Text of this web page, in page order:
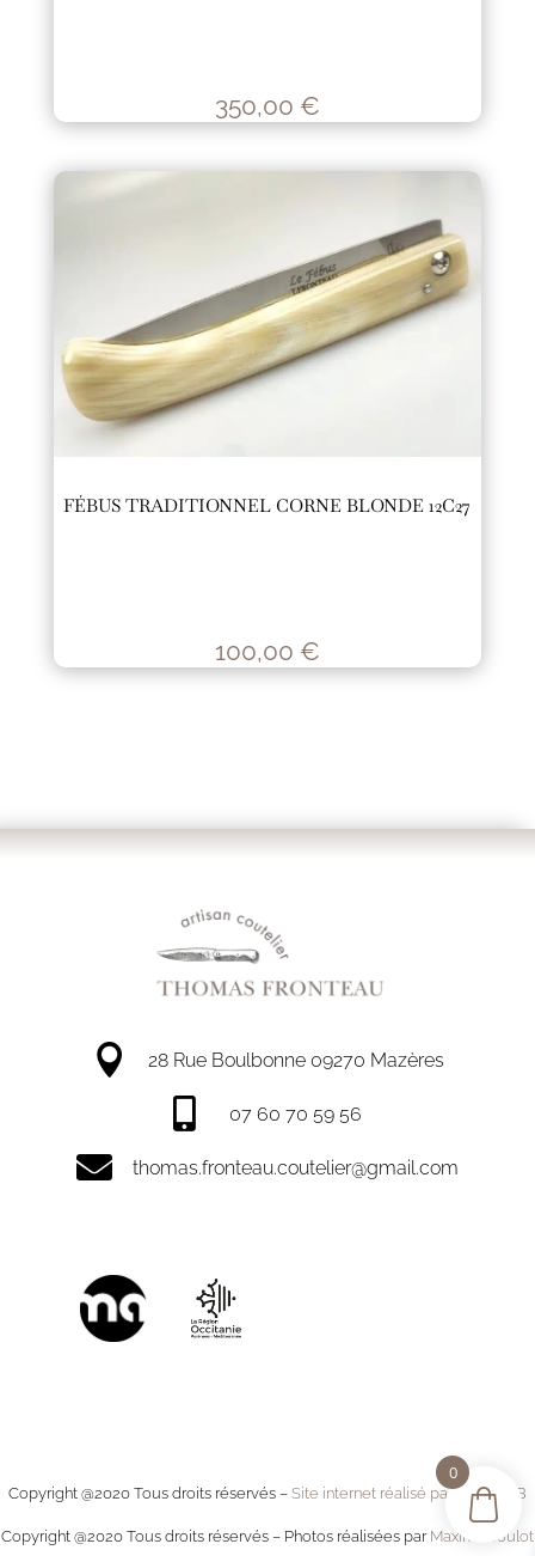
350,00 €
FÉBUS TRADITIONNEL CORNE BLONDE 12C27
100,00 €
 28 Rue Boulbonne 09270 Mazères
 07 60 70 59 56
 thomas.fronteau.coutelier@gmail.com
Copyright @2020 Tous droits réservés – Site internet réalisé par MystWEB
Copyright @2020 Tous droits réservés – Photos réalisées par Maxime Joulot
0